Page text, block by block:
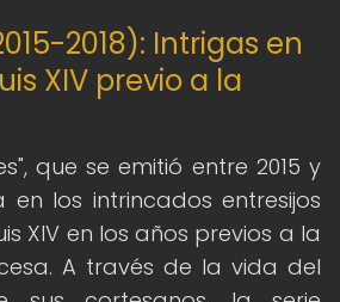
2018): Intrigas en
XIV previo a la
que se emitió entre 2015 y
en los intrincados entresijos
XIV en los años previos a la
A través de la vida del